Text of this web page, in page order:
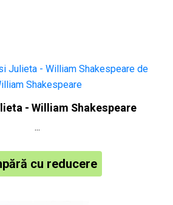
- William Shakespeare
...
cu reducere